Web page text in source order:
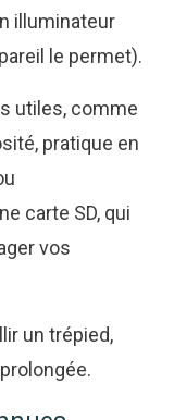
illuminateur
le permet).
utiles, comme
pratique en
carte SD, qui
vos
un trépied,